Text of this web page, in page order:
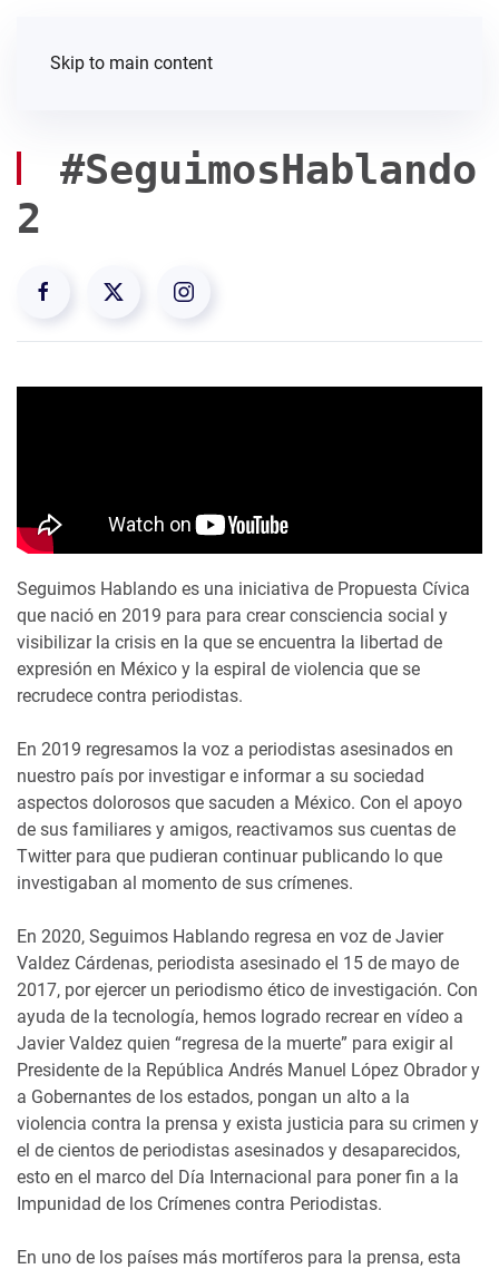
Skip to main content
#SeguimosHablando
2
Seguimos Hablando es una iniciativa de Propuesta Cívica
que nació en 2019 para para crear consciencia social y
visibilizar la crisis en la que se encuentra la libertad de
expresión en México y la espiral de violencia que se
recrudece contra periodistas.
En 2019 regresamos la voz a periodistas asesinados en
nuestro país por investigar e informar a su sociedad
aspectos dolorosos que sacuden a México. Con el apoyo
de sus familiares y amigos, reactivamos sus cuentas de
Twitter para que pudieran continuar publicando lo que
investigaban al momento de sus crímenes.
En 2020, Seguimos Hablando regresa en voz de Javier
Valdez Cárdenas, periodista asesinado el 15 de mayo de
2017, por ejercer un periodismo ético de investigación. Con
ayuda de la tecnología, hemos logrado recrear en vídeo a
Javier Valdez quien “regresa de la muerte” para exigir al
Presidente de la República Andrés Manuel López Obrador y
a Gobernantes de los estados, pongan un alto a la
violencia contra la prensa y exista justicia para su crimen y
el de cientos de periodistas asesinados y desaparecidos,
esto en el marco del Día Internacional para poner fin a la
Impunidad de los Crímenes contra Periodistas.
En uno de los países más mortíferos para la prensa, esta